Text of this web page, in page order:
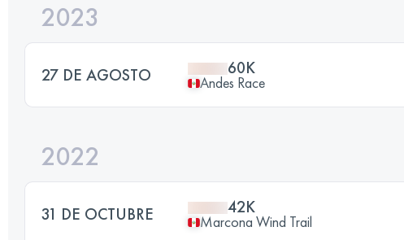
2023
27 DE AGOSTO 60K
Andes Race
2022
31 DE OCTUBRE 42K
Marcona Wind Trail